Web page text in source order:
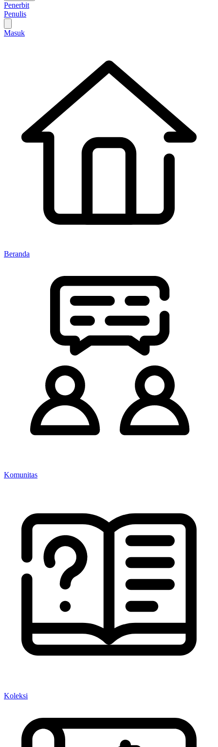
Penerbit
Penulis
Masuk
Beranda
Komunitas
Koleksi